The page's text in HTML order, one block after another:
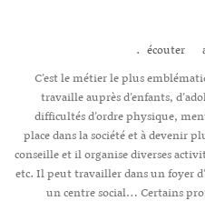
écouter
C’est le métier le plus
travaille auprès d’enfants,
difficultés d’ordre physique,
place dans la société et à devenir
conseille et il organise diverses
etc. Il peut travailler dans un foyer
un centre social… Certains